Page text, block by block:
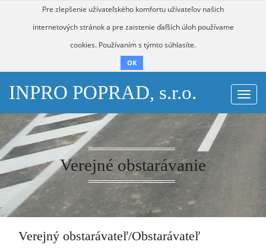
Pre zlepšenie užívateľského komfortu užívateľov našich
internetových stránok a pre zaistenie ďaľších úloh používame
cookies. Používaním s týmto súhlasíte.
OK
INPRO POPRAD, s.r.o.
Verejné obstarávanie
Verejný obstarávateľ/Obstarávateľ